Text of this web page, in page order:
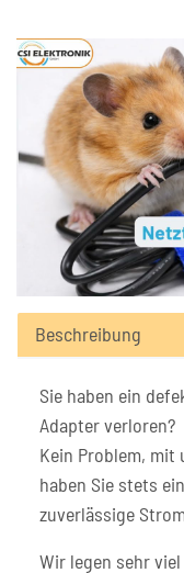
Beschreibung
Sie haben ein
Adapter verloren?
Kein Problem, mit
haben Sie stets
zuverlässige
Wir legen sehr